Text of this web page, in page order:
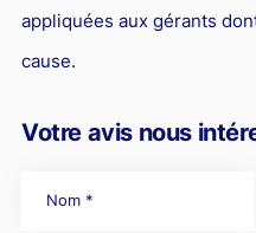
appliquées aux gérants
cause.
Votre avis nous